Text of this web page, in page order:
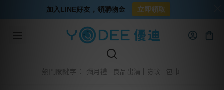
熱門關鍵字： 彌月禮 良品出清 防蚊 包巾
加入LINE好友，領購物金 立即領取